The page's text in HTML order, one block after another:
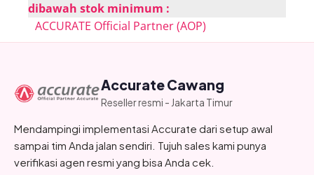
dibawah stok minimum :
ACCURATE Official Partner (AOP)
Accurate Cawang
Reseller resmi - Jakarta Timur
Mendampingi implementasi Accurate dari setup awal
sampai tim Anda jalan sendiri. Tujuh sales kami punya
verifikasi agen resmi yang bisa Anda cek.